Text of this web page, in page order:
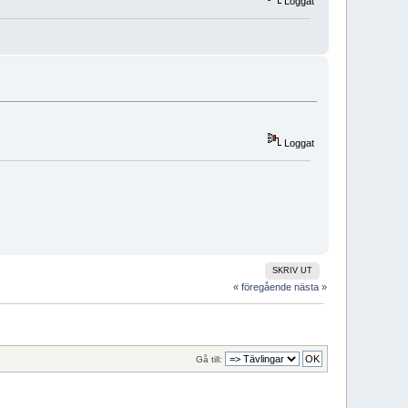
Loggat
SKRIV UT
« föregående nästa »
Gå till: